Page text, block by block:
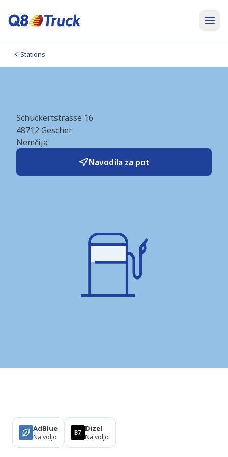
Stations
Schuckertstrasse 16
48712Gescher
Nemčija
Navodila za pot
AdBlue
Na voljo
Dizel
Na voljo